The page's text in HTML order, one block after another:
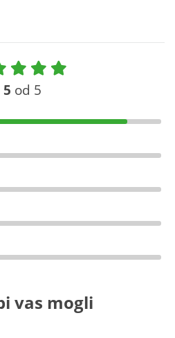
5 od 5
vas mogli